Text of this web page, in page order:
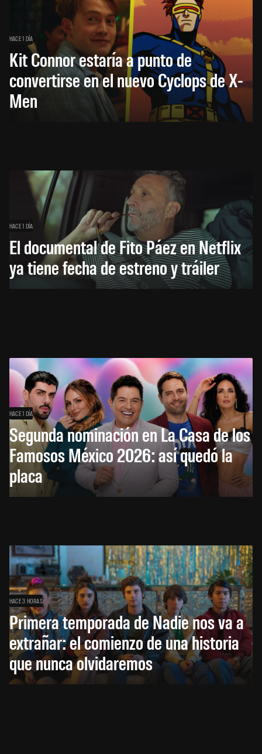
HACE 1 DÍA
Kit Connor estaría a punto de
convertirse en el nuevo Cyclops de X-
Men
HACE 1 DÍA
El documental de Fito Páez en Netflix
ya tiene fecha de estreno y tráiler
HACE 1 DÍA
Segunda nominación en La Casa de los
Famosos México 2026: así quedó la
placa
HACE 3 HORAS
Primera temporada de Nadie nos va a
extrañar: el comienzo de una historia
que nunca olvidaremos